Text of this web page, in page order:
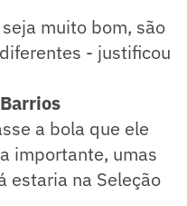
muito bom, são
- justificou
a bola que ele
importante, umas
estaria na Seleção